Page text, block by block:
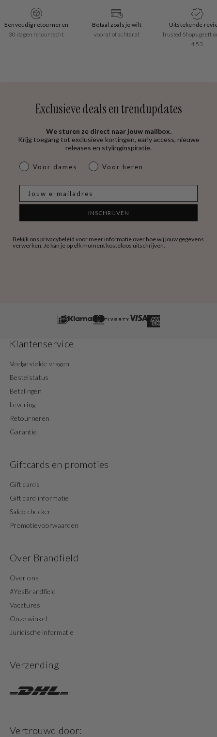
Betaal zoals je wilt
vooraf of achteraf
Uitstekende reviews
Trusted Shops geeft ons een
Snelle levering
1-2 werkdagen
Exclusieve deals en trendupdates
We sturen ze direct naar jouw mailbox.
Krijg toegang tot exclusieve kortingen, early access, nieuwe
releases en stylinginspiratie.
dames & heren
Voor dames Voor heren
INSCHRIJVEN
Bekijk ons privacybeleid voor meer informatie over hoe wij jouw gegevens
verwerken. Je kan je op elk moment kosteloos uitschrijven.
Klantenservice
Veelgestelde vragen
Bestelstatus
Betalingen
Levering
Retourneren
Garantie
Giftcards en promoties
Gift cards
Gift card informatie
Saldo checker
Promotievoorwaarden
Over Brandfield
Over ons
#YesBrandfield
Vacatures
Onze winkel
Juridische informatie
Verzending
Vertrouwd door: